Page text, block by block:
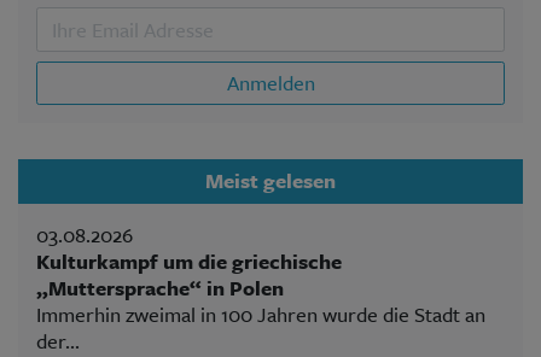
Anmelden
Meist gelesen
03.08.2026
Kulturkampf um die griechische
„Muttersprache“ in Polen
Immerhin zweimal in 100 Jahren wurde die Stadt an
der...